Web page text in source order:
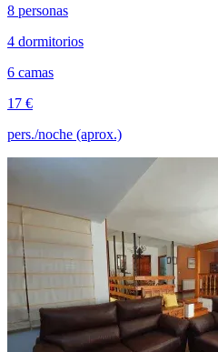
8 personas
4 dormitorios
6 camas
17 €
pers./noche (aprox.)